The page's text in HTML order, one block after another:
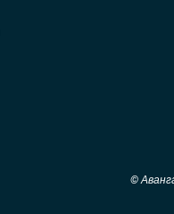
©